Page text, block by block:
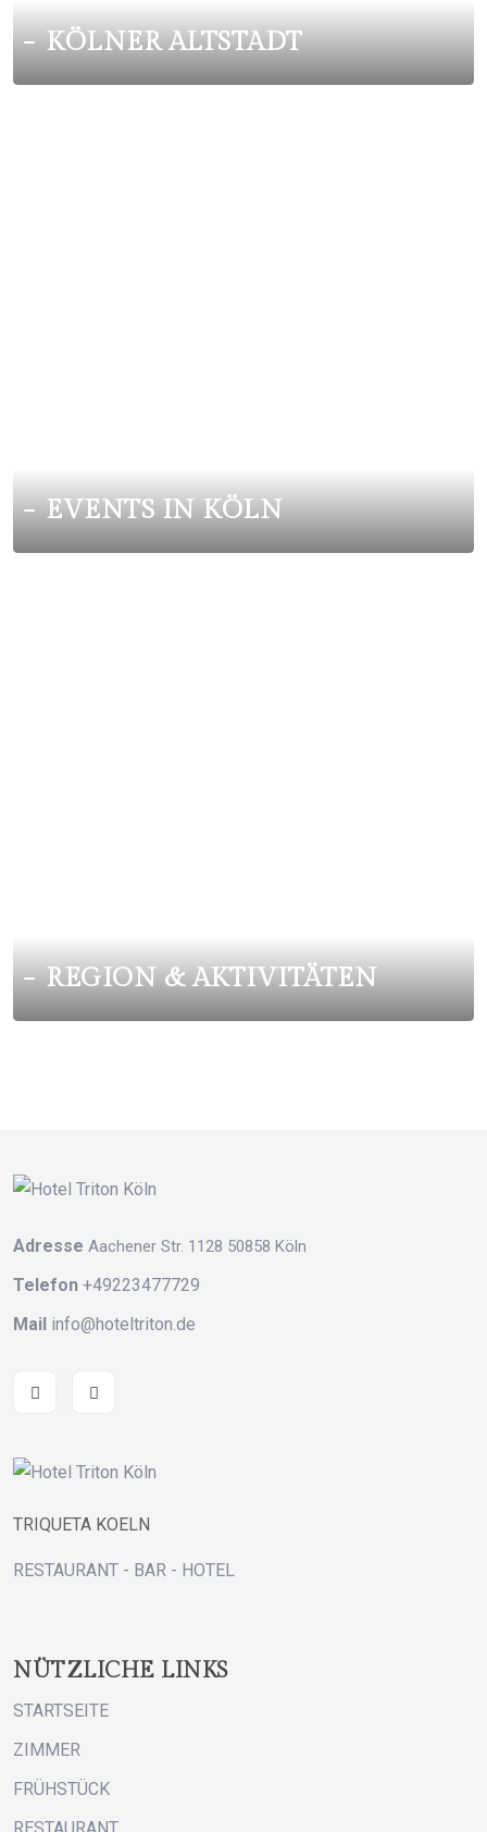
KÖLNER ALTSTADT
EVENTS IN KÖLN
REGION & AKTIVITÄTEN
Adresse Aachener Str. 1128 50858 Köln
Telefon +49223477729
Mail info@hoteltriton.de
TRIQUETA KOELN
RESTAURANT - BAR - HOTEL
NÜTZLICHE LINKS
STARTSEITE
ZIMMER
FRÜHSTÜCK